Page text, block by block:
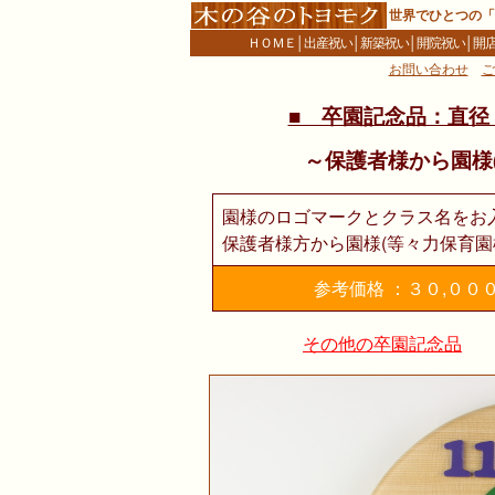
世界でひとつの
ＨＯＭＥ │出産祝い│新築祝い│開院祝い│開
お問い合わせ
■ 卒園記念品：直
～保護者様から園
園様のロゴマークとクラス名を
保護者様方から園様(等々力保育
参考価格 ：３０,０
その他の卒園記念品